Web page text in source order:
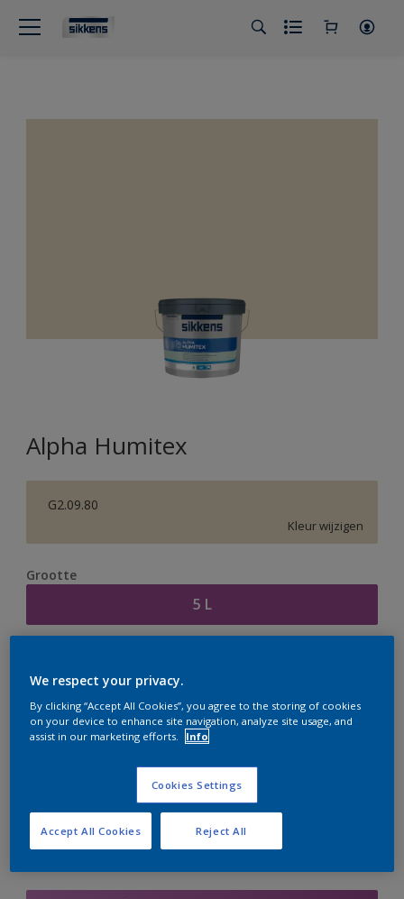
Alpha Humitex
G2.09.80
Kleur wijzigen
Grootte
5 L
er hard aan om de voorraad aan te vullen.
We respect your privacy.
By clicking “Accept All Cookies”, you agree to the storing of cookies
on your device to enhance site navigation, analyze site usage, and
assist in our marketing efforts.
Info
Cookies Settings
Reject All
Accept All Cookies